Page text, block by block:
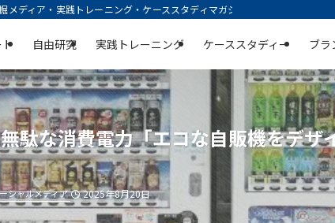
ディア・実践トレーニング・ケーススタディマガジン | 空庭
自由研究 実践トレーニング ケーススタディー ブラ
駄な消費電力「エコな自販機をデ
シャルメディア 2025年8月20日